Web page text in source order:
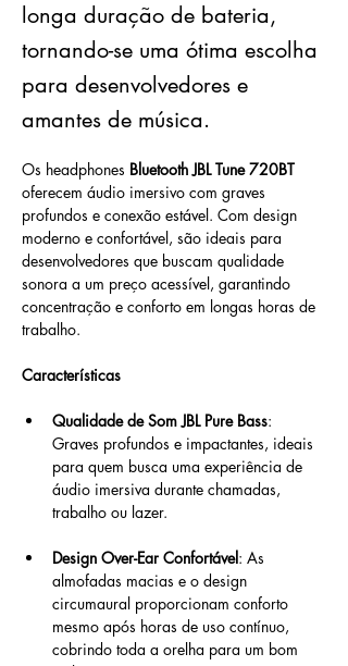
longa duração de bateria,
tornando-se uma ótima escolha
para desenvolvedores e
amantes de música.
Os headphones Bluetooth JBL Tune 720BT
oferecem áudio imersivo com graves
profundos e conexão estável. Com design
moderno e confortável, são ideais para
desenvolvedores que buscam qualidade
sonora a um preço acessível, garantindo
concentração e conforto em longas horas de
trabalho.
Características
Qualidade de Som JBL Pure Bass:
Graves profundos e impactantes, ideais
para quem busca uma experiência de
áudio imersiva durante chamadas,
trabalho ou lazer.
Design Over-Ear Confortável: As
almofadas macias e o design
circumaural proporcionam conforto
mesmo após horas de uso contínuo,
cobrindo toda a orelha para um bom